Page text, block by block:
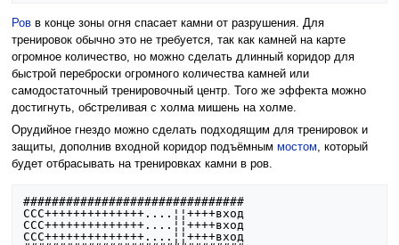
Ровв конце зоны огня спасает камни от разрушения. Для
тренировок обычно это не требуется, так как камней на карте
огромное количество, но можно сделать длинный коридор для
быстрой переброски огромного количества камней или
самодостаточный тренировочный центр. Того же эффекта можно
достигнуть, обстреливая с холма мишень на холме.
Орудийное гнездо можно сделать подходящим для тренировок и
защиты, дополнив входной коридор подъёмным мостом, который
будет отбрасывать на тренировках камни в ров.
###############################
CCC++++++++++++++....¦¦++++вход
CCC++++++++++++++....¦¦++++вход
CCC++++++++++++++....¦¦++++вход